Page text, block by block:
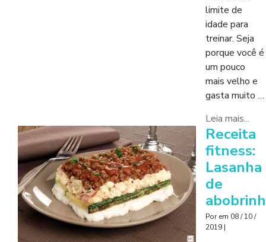
limite de
idade para
treinar. Seja
porque você é
um pouco
mais velho e
gasta muito …
Leia mais...
Receita
fitness:
Lasanha
de
Porem 08 / 10 /
2019 |